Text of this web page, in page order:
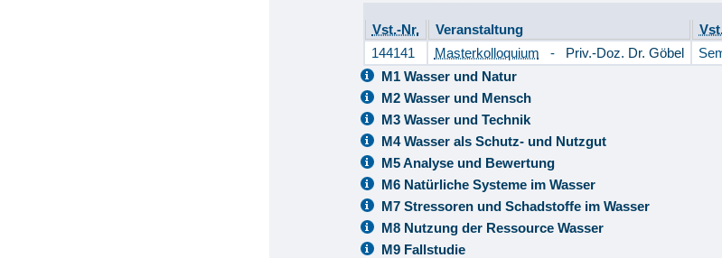
Vst.-Nr. Veranstaltung
144141
Masterkolloquium - Priv.-Doz. Dr. Göbel
M1 Wasser und Natur
M2 Wasser und Mensch
M3 Wasser und Technik
M4 Wasser als Schutz- und Nutzgut
M5 Analyse und Bewertung
M6 Natürliche Systeme im Wasser
M7 Stressoren und Schadstoffe im Wasser
M8 Nutzung der Ressource Wasser
M9 Fallstudie